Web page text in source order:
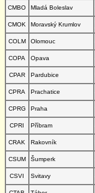
CMBO
Mladá Boleslav
CMOK
Moravský Krumlov
COLM
Olomouc
COPA
Opava
CPAR
Pardubice
CPRA
Prachatice
CPRG
Praha
CPRI
Příbram
CRAK
Rakovník
CSUM
Šumperk
CSVI
Svitavy